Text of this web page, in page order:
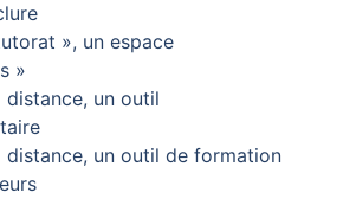
», un espace
»
un outil
distance, un outil de formation